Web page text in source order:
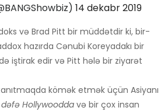
14 dekabr 2019
və Brad Pitt bir müddətdir ki, bir-
hazırda Cənubi Koreyadakı bir
iştirak edir və Pitt hələ bir ziyarət
kömək etmək üçün Asiyanı
dəfə Hollywoodda və bir çox insan